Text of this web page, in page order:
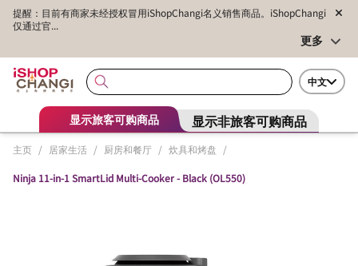
提醒：目前有商家未经授权冒用iShopChangi名义销售商品。iShopChangi
仅通过官...
更多
中文
显示旅客可购商品 显示非旅客可购商品
主页 / 居家生活 / 厨房和餐厅 / 炊具和烤盘 /
Ninja 11-in-1 SmartLid Multi-Cooker - Black (OL550)